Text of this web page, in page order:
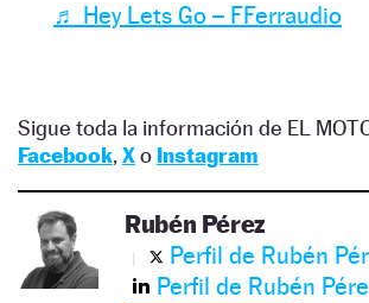
♬ Hey Lets Go – FFerraudio
Sigue toda la información de EL
Facebook, Xo Instagram
Rubén Pérez
Perfil de Rubén
Perfil de Rubén